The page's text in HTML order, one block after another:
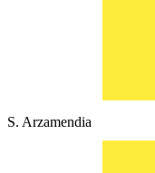
S. Arzamendia